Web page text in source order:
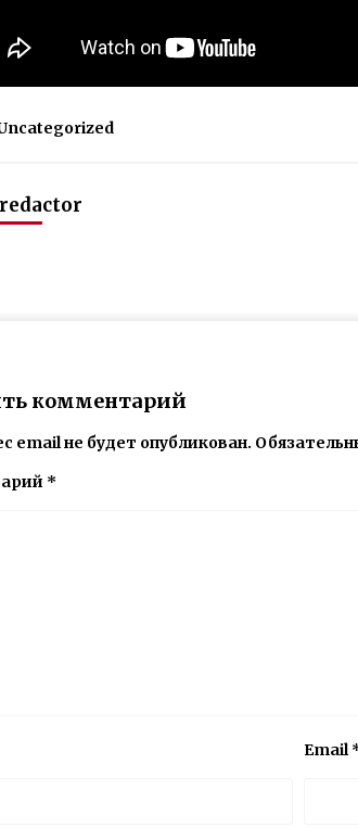
redactor
комментарий
email не будет опубликован.
*
Email